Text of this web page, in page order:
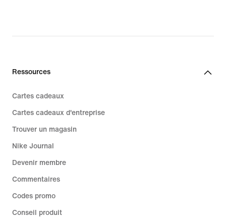
Ressources
Cartes cadeaux
Cartes cadeaux d'entreprise
Trouver un magasin
Nike Journal
Devenir membre
Commentaires
Codes promo
Conseil produit